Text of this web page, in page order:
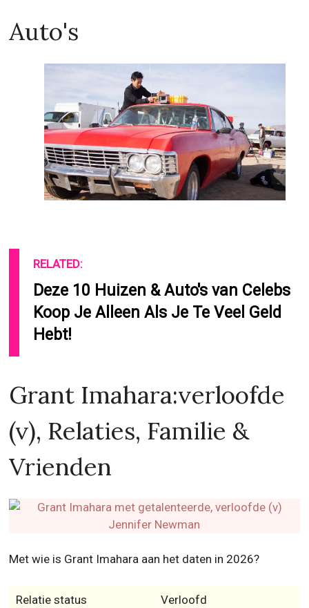
Auto's
RELATED:
Deze 10 Huizen & Auto's van Celebs
Koop Je Alleen Als Je Te Veel Geld
Hebt!
Grant Imahara:verloofde
(v), Relaties, Familie &
Vrienden
Met wie is Grant Imahara aan het daten in 2026?
Relatie status Verloofd